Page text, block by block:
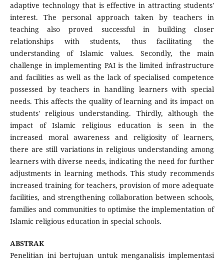
adaptive technology that is effective in attracting students'
interest. The personal approach taken by teachers in
teaching also proved successful in building closer
relationships with students, thus facilitating the
understanding of Islamic values. Secondly, the main
challenge in implementing PAI is the limited infrastructure
and facilities as well as the lack of specialised competence
possessed by teachers in handling learners with special
needs. This affects the quality of learning and its impact on
students' religious understanding. Thirdly, although the
impact of Islamic religious education is seen in the
increased moral awareness and religiosity of learners,
there are still variations in religious understanding among
learners with diverse needs, indicating the need for further
adjustments in learning methods. This study recommends
increased training for teachers, provision of more adequate
facilities, and strengthening collaboration between schools,
families and communities to optimise the implementation of
Islamic religious education in special schools.
ABSTRAK
Penelitian ini bertujuan untuk menganalisis implementasi